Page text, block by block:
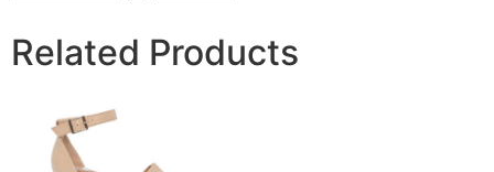
Related Products